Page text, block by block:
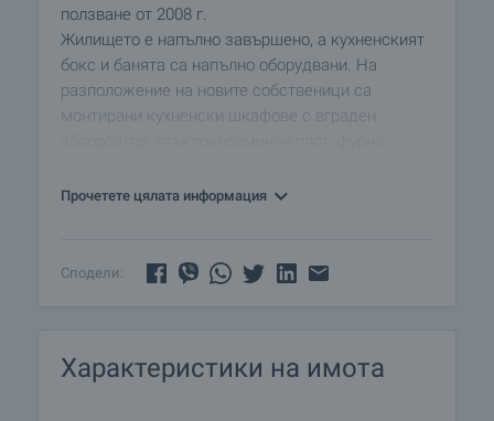
ползване от 2008 г.
Жилището е напълно завършено, а кухненският
бокс и банята са напълно оборудвани. На
разположение на новите собственици са
монтирани кухненски шкафове с вграден
а банята - тоалетна чиния моноблок, душ-панел,
около 500 м се намират общинската болница,
Прочетете цялата информация
Сподели:
Характеристики на имота